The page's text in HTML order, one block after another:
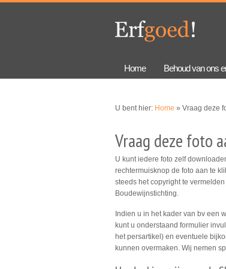
Home Behoud van ons
U bent hier: Home » Vraag deze
Vraag deze foto
U kunt iedere foto zelf
rechtermuisknop de foto aan te
steeds het copyright te
Boudewijnstichting.
Indien u in het kader van bv een
kunt u onderstaand formulier
het persartikel) en eventuele
kunnen overmaken. Wij nemen